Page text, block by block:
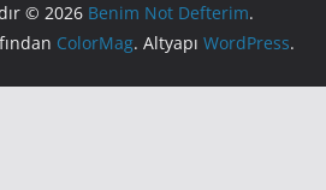
© 2026 Benim Not Defterim.
ColorMag. Altyapı WordPress.